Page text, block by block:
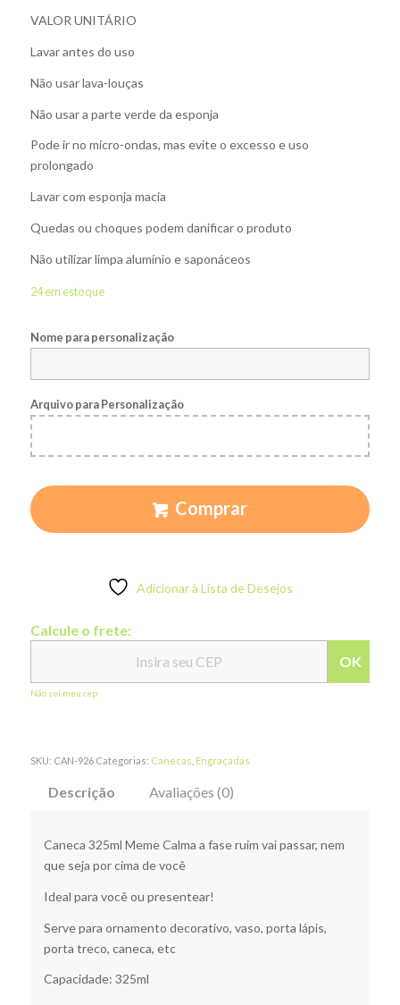
VALOR UNITÁRIO
Lavar antes do uso
Não usar lava-louças
Não usar a parte verde da esponja
Pode ir no micro-ondas, mas evite o excesso e uso
prolongado
Lavar com esponja macia
Quedas ou choques podem danificar o produto
Não utilizar limpa alumínio e saponáceos
24 em estoque
Nome para personalização
Arquivo para Personalização
Comprar
Adicionar à Lista de Desejos
Calcule o frete:
OK
Não sei meu cep
SKU: CAN-926 Categorias: Canecas Engraçadas
Descrição Avaliações (0)
Caneca 325ml Meme Calma a fase ruim vai passar, nem
que seja por cima de você
Ideal para você ou presentear!
Serve para ornamento decorativo, vaso, porta lápis,
porta treco, caneca, etc
Capacidade: 325ml